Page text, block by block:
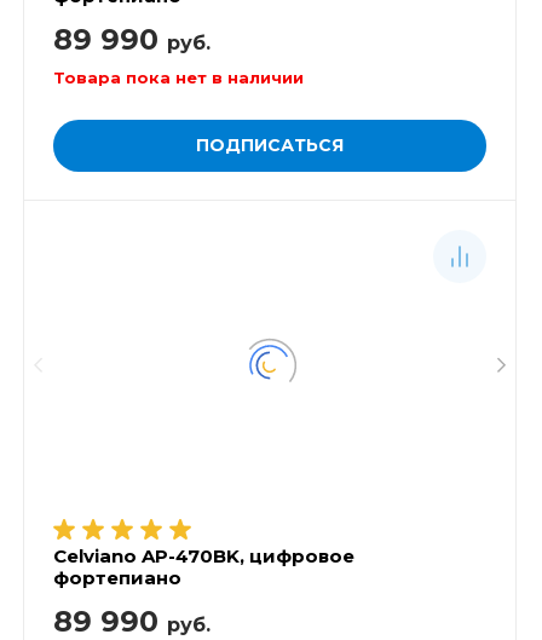
89 990 руб.
Товара пока нет в наличии
ПОДПИСАТЬСЯ
Celviano AP-470BK, цифровое
фортепиано
89 990 руб.